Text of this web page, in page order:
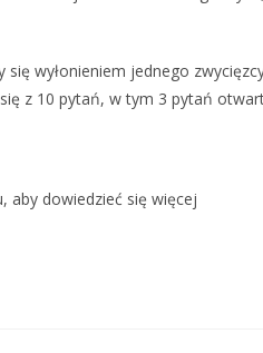
wyłonieniem jednego
z 10 pytań, w tym 3 pytań
aby dowiedzieć się więcej